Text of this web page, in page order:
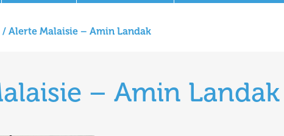
/ Alerte Malaisie – Amin Landak
– Amin Landak